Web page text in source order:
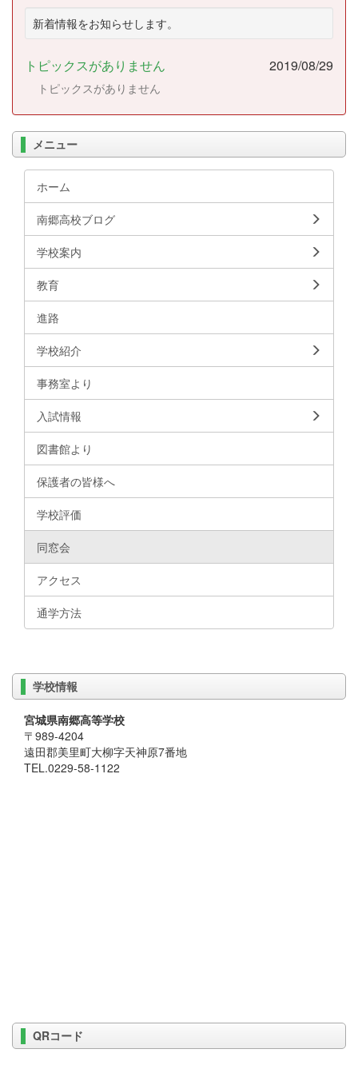
新着情報をお知らせします。
トピックスがありません 2019/08/29
トピックスがありません
メニュー
ホーム
南郷高校ブログ
学校案内
教育
進路
学校紹介
事務室より
入試情報
図書館より
保護者の皆様へ
学校評価
同窓会
アクセス
通学方法
学校情報
宮城県南郷高等学校
〒989-4204
遠田郡美里町大柳字天神原7番地
TEL.0229-58-1122
QRコード